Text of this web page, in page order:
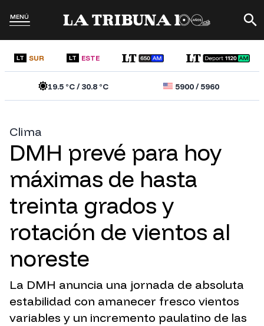
MENÚ
LT SUR LT ESTE
19.5°C /30.8°C 5900/5960
Clima
DMH prevé para hoy
máximas de hasta
treinta grados y
rotación de vientos al
noreste
La DMH anuncia una jornada de absoluta
estabilidad con amanecer fresco vientos
variables y un incremento paulatino de las